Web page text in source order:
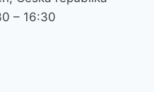
– 16:30